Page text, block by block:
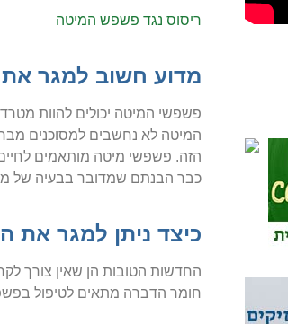
ריסוס נגד פשפש המיטה
מדוע חשוב למגר
פשפשי המיטה יכולים להוות
המיטה לא נחשבים למסוכנים
הזה. פשפשי מיטה מותאמים לחיים
כבר הבנתם שמדובר בבעיה של
כיצד ניתן למגר את
החדשות הטובות הן שאין צורך
חומר הדברה מתאים לטיפול